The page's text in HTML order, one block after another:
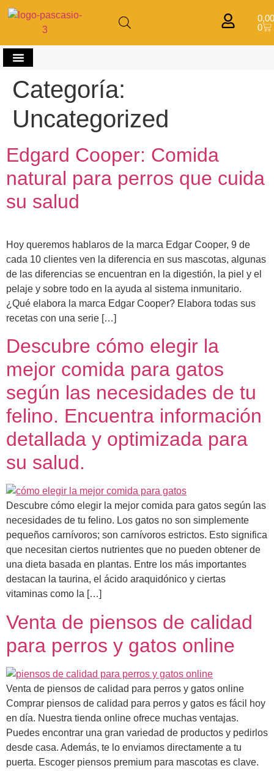
0
Categoría:
Uncategorized
Edgard Cooper: Comida
natural para perros que cuida
su salud
Hoy queremos hablaros de la marca Edgar Cooper, 9 de
cada 10 clientes ven la diferencia en sus mascotas, algunas
de las diferencias se encuentran en la digestión, la piel y el
pelaje y sobre todo en la ayuda al sistema inmunitario.
¿Qué elabora la marca Edgar Cooper? Elabora todas sus
recetas con una serie […]
Descubre cómo elegir la
mejor comida para gatos
según las necesidades de tu
felino. Encuentra información
detallada y optimizada para
su salud.
Descubre cómo elegir la mejor comida para gatos según las
necesidades de tu felino. Los gatos no son simplemente
pequeños carnívoros; son carnívoros estrictos. Esto significa
que necesitan ciertos nutrientes que no pueden obtener de
una dieta basada en plantas. Entre los más importantes
destacan la taurina, el ácido araquidónico y ciertas
vitaminas como la […]
Venta de piensos de calidad
para perros y gatos online
Venta de piensos de calidad para perros y gatos online
Comprar piensos de calidad para perros y gatos es fácil hoy
en día. Nuestra tienda online ofrece muchas ventajas.
Puedes encontrar una gran variedad de productos y pedirlos
desde casa. Además, te lo enviamos directamente a tu
puerta. Escoger piensos premium para mascotas es clave.